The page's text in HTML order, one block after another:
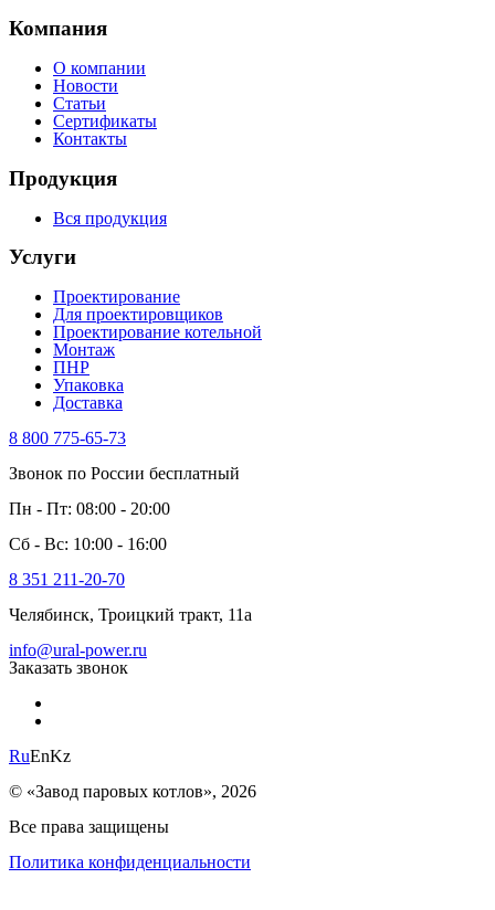
Компания
О компании
Новости
Статьи
Сертификаты
Контакты
Продукция
Вся продукция
Услуги
Проектирование
Для проектировщиков
Проектирование котельной
Монтаж
ПНР
Упаковка
Доставка
8 800 775-65-73
Звонок по России бесплатный
Пн - Пт: 08:00 - 20:00
Сб - Вс: 10:00 - 16:00
8 351 211-20-70
Челябинск, Троицкий тракт, 11а
info@ural-power.ru
Заказать звонок
RuEnKz
© «Завод паровых котлов», 2026
Все права защищены
Политика конфиденциальности